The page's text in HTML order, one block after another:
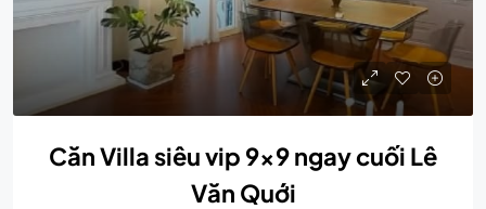
Căn Villa siêu vip 9×9 ngay cuối Lê
Văn Quới